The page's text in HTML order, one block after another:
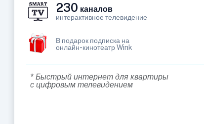
230 каналов
интерактивное телевидение
В подарок подписка на
онлайн-кинотеатр Wink
* Быстрый интернет для квартиры
с цифровым телевидением